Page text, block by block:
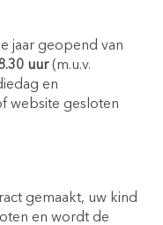
jaar geopend van
uur(m.u.v.
en
website gesloten
gemaakt, uw kind
en wordt de